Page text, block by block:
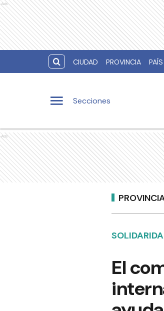
Ads
CIUDAD PROVINCIA PAÍS
Secciones
Ads
El